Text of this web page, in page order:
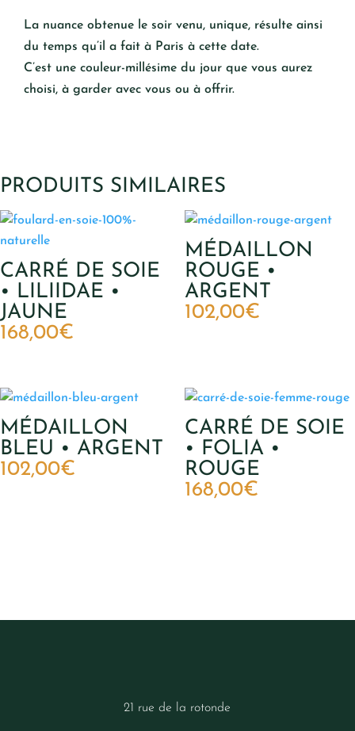
La nuance obtenue le soir venu, unique, résulte ainsi
du temps qu’il a fait à Paris à cette date.
C’est une couleur-millésime du jour que vous aurez
choisi, à garder avec vous ou à offrir.
PRODUITS SIMILAIRES
CARRÉ DE SOIE
• LILIIDAE •
JAUNE
168,00€
MÉDAILLON
ROUGE •
ARGENT
102,00€
MÉDAILLON
BLEU • ARGENT
102,00€
CARRÉ DE SOIE
• FOLIA •
ROUGE
168,00€
21 rue de la rotonde